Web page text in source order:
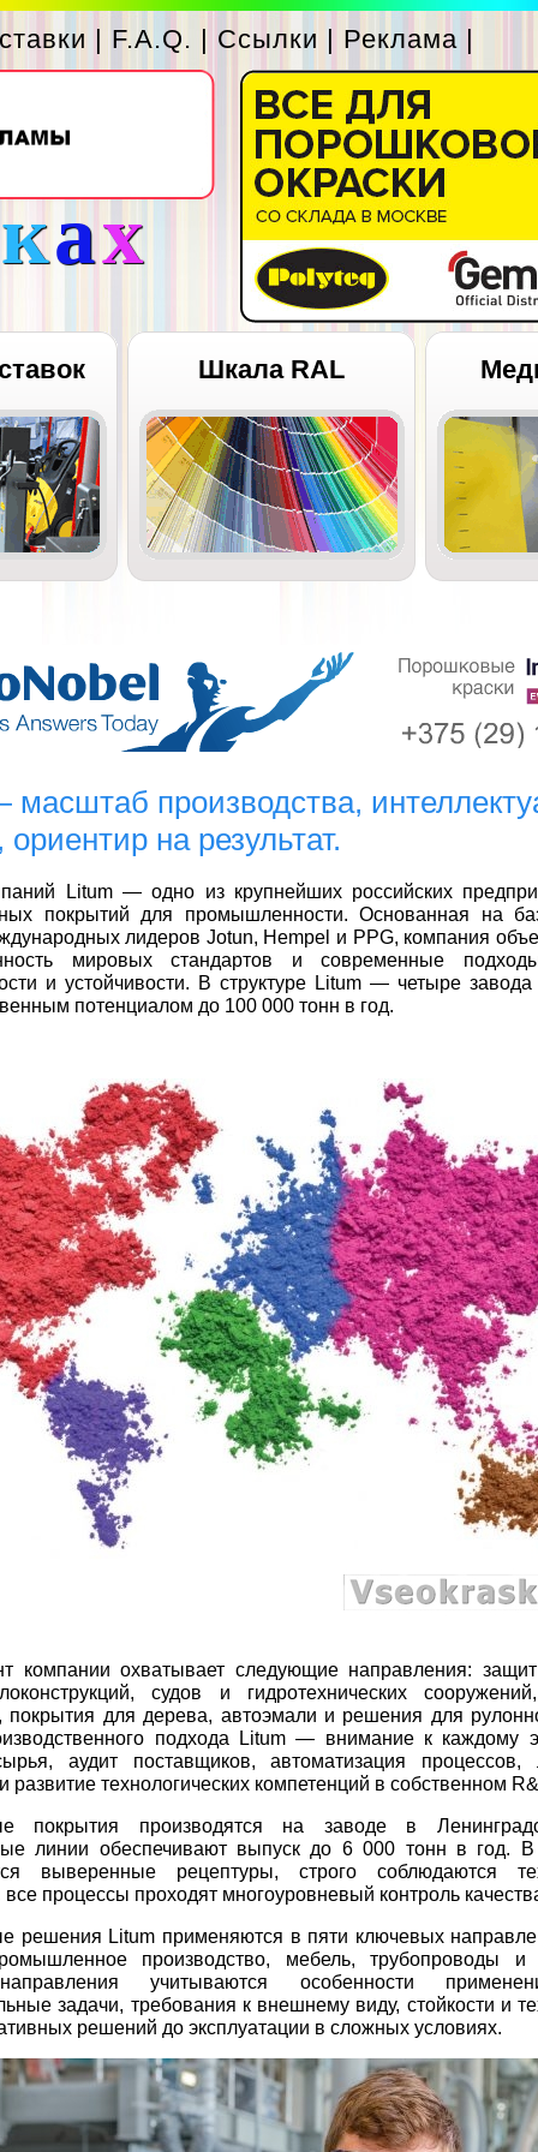
| F.A.Q. | Ссылки | Реклама |
ках
Шкала RAL
производства,
ориентир на результат.
Litum— одно из крупнейших российских
покрытий для промышленности. Основанная на
лидеров Jotun, Hempel и PPG, компания
мировых стандартов и современные
и устойчивости. В структуре Litum — четыре
потенциалом до 100 000 тонн в год.
компании охватывает следующие направления:
судов и гидротехнических
покрытия для дерева, автоэмали и решения для
подхода Litum — внимание к каждому
аудит поставщиков, автоматизация процессов,
развитие технологических компетенций в собственном
покрытия производятся на заводе в
линии обеспечивают выпуск до 6 000 тонн в год. В
выверенные рецептуры, строго соблюдаются
процессы проходят многоуровневый контроль
решения Litum применяются в пяти ключевых
производство, мебель, трубопроводы
учитываются особенности
задачи, требования к внешнему виду, стойкости и
решений до эксплуатации в сложных условиях.